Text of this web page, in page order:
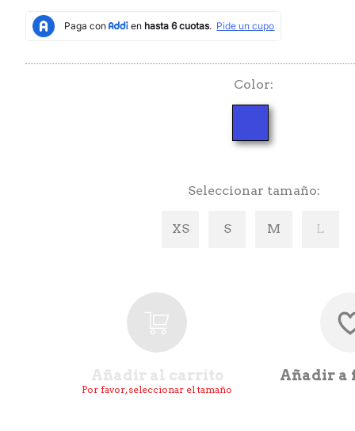
Color
Seleccionar tamaño
XS S M L
Añadir al carrito
Por favor, seleccionar el tamaño
Añadir a